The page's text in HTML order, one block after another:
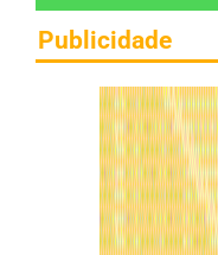
Publicidade